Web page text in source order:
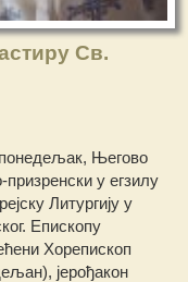
Св.
понедељак, Његово
у егзилу
Литургију у
Епископу
Хорепископ
јерођакон